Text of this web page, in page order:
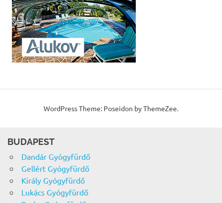
WordPress Theme: Poseidon by ThemeZee.
BUDAPEST
Dandár Gyógyfürdő
Gellért Gyógyfürdő
Király Gyógyfürdő
Lukács Gyógyfürdő